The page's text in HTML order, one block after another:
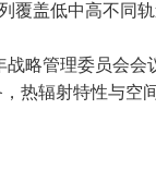
盖低中高不同
略管理委员会
热辐射特性与